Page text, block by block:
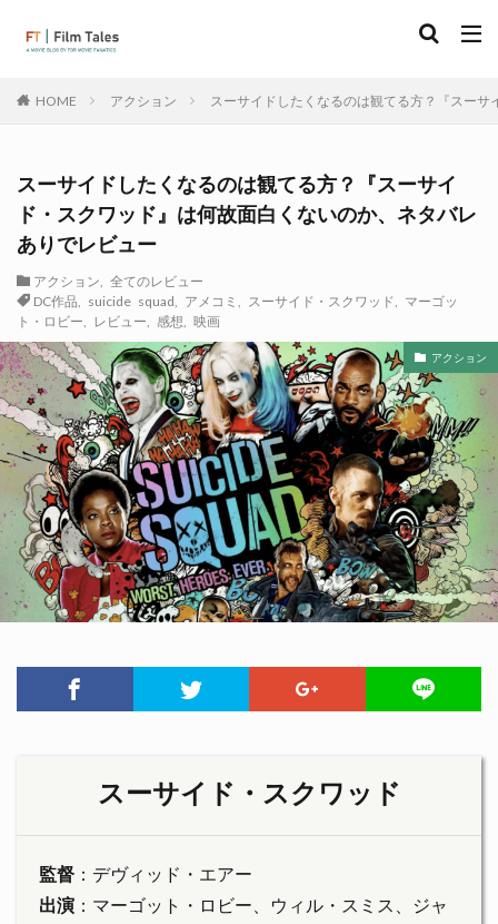
HOME アクション スーサイドしたくなるのは観てる方？『スー
スーサイドしたくなるのは観てる方？『スーサイ
ド・スクワッド』は何故面白くないのか、ネタバレ
ありでレビュー
アクション
全てのレビュー
DC作品
suicide squad アメコミ スーサイド・スクワッド
マーゴッ
ト・ロビー
レビュー 感想 映画
アクション
スーサイド・スクワッド
監督 ：デヴィッド・エアー
出演 ：マーゴット・ロビー、ウィル・スミス、ジャ